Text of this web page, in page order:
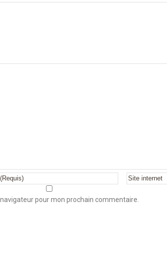
pour mon prochain commentaire.